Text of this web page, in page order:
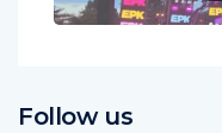
Follow us